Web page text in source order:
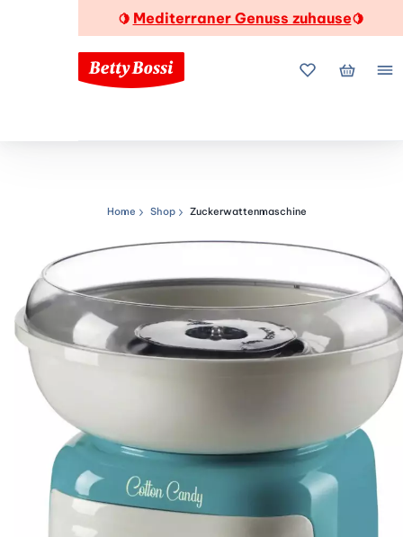
🍋 Mediterraner Genuss zuhause🍋
MeineMein
Navigationspfad
Home Shop Zuckerwattenmaschine